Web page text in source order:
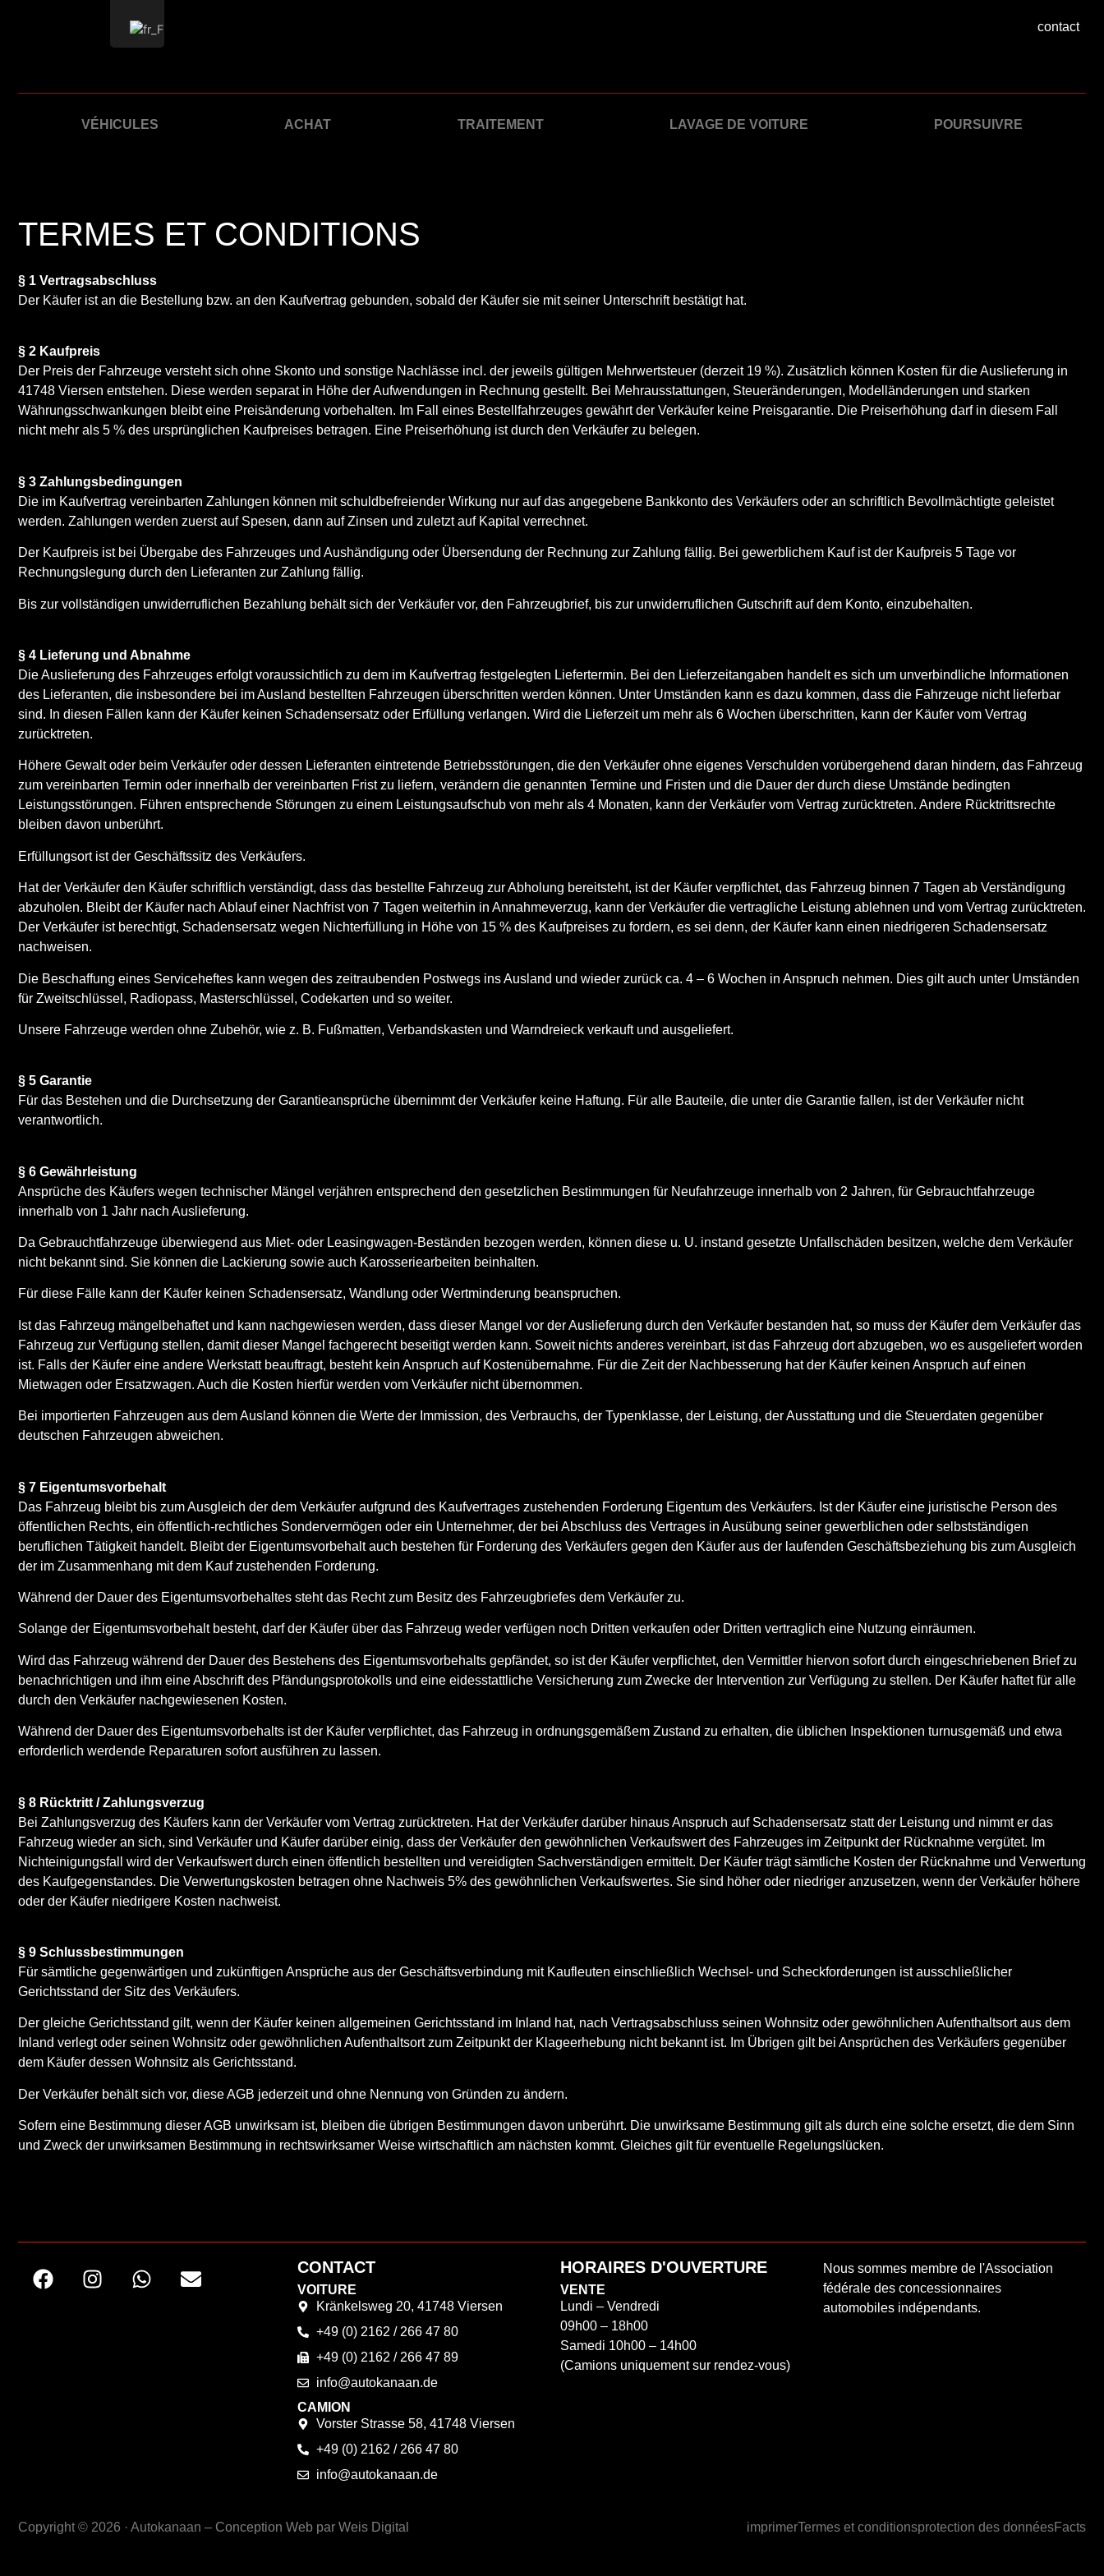
contact
VÉHICULES ACHAT TRAITEMENT LAVAGE DE VOITURE POURSUIVRE
TERMES ET CONDITIONS
§ 1 Vertragsabschluss
Der Käufer ist an die Bestellung bzw. an den Kaufvertrag gebunden, sobald der Käufer sie mit seiner Unterschrift bestätigt hat.
§ 2 Kaufpreis
Der Preis der Fahrzeuge versteht sich ohne Skonto und sonstige Nachlässe incl. der jeweils gültigen Mehrwertsteuer (derzeit 19 %). Zusätzlich können Kosten für die Auslieferung in
41748 Viersen entstehen. Diese werden separat in Höhe der Aufwendungen in Rechnung gestellt. Bei Mehrausstattungen, Steueränderungen, Modelländerungen und starken
Währungsschwankungen bleibt eine Preisänderung vorbehalten. Im Fall eines Bestellfahrzeuges gewährt der Verkäufer keine Preisgarantie. Die Preiserhöhung darf in diesem Fall
nicht mehr als 5 % des ursprünglichen Kaufpreises betragen. Eine Preiserhöhung ist durch den Verkäufer zu belegen.
§ 3 Zahlungsbedingungen
Die im Kaufvertrag vereinbarten Zahlungen können mit schuldbefreiender Wirkung nur auf das angegebene Bankkonto des Verkäufers oder an schriftlich Bevollmächtigte geleistet
werden. Zahlungen werden zuerst auf Spesen, dann auf Zinsen und zuletzt auf Kapital verrechnet.
Der Kaufpreis ist bei Übergabe des Fahrzeuges und Aushändigung oder Übersendung der Rechnung zur Zahlung fällig. Bei gewerblichem Kauf ist der Kaufpreis 5 Tage vor
Rechnungslegung durch den Lieferanten zur Zahlung fällig.
Bis zur vollständigen unwiderruflichen Bezahlung behält sich der Verkäufer vor, den Fahrzeugbrief, bis zur unwiderruflichen Gutschrift auf dem Konto, einzubehalten.
§ 4 Lieferung und Abnahme
Die Auslieferung des Fahrzeuges erfolgt voraussichtlich zu dem im Kaufvertrag festgelegten Liefertermin. Bei den Lieferzeitangaben handelt es sich um unverbindliche Informationen
des Lieferanten, die insbesondere bei im Ausland bestellten Fahrzeugen überschritten werden können. Unter Umständen kann es dazu kommen, dass die Fahrzeuge nicht lieferbar
sind. In diesen Fällen kann der Käufer keinen Schadensersatz oder Erfüllung verlangen. Wird die Lieferzeit um mehr als 6 Wochen überschritten, kann der Käufer vom Vertrag
zurücktreten.
Höhere Gewalt oder beim Verkäufer oder dessen Lieferanten eintretende Betriebsstörungen, die den Verkäufer ohne eigenes Verschulden vorübergehend daran hindern, das Fahrzeug
zum vereinbarten Termin oder innerhalb der vereinbarten Frist zu liefern, verändern die genannten Termine und Fristen und die Dauer der durch diese Umstände bedingten
Leistungsstörungen. Führen entsprechende Störungen zu einem Leistungsaufschub von mehr als 4 Monaten, kann der Verkäufer vom Vertrag zurücktreten. Andere Rücktrittsrechte
bleiben davon unberührt.
Erfüllungsort ist der Geschäftssitz des Verkäufers.
Hat der Verkäufer den Käufer schriftlich verständigt, dass das bestellte Fahrzeug zur Abholung bereitsteht, ist der Käufer verpflichtet, das Fahrzeug binnen 7 Tagen ab Verständigung
abzuholen. Bleibt der Käufer nach Ablauf einer Nachfrist von 7 Tagen weiterhin in Annahmeverzug, kann der Verkäufer die vertragliche Leistung ablehnen und vom Vertrag zurücktreten.
Der Verkäufer ist berechtigt, Schadensersatz wegen Nichterfüllung in Höhe von 15 % des Kaufpreises zu fordern, es sei denn, der Käufer kann einen niedrigeren Schadensersatz
nachweisen.
Die Beschaffung eines Serviceheftes kann wegen des zeitraubenden Postwegs ins Ausland und wieder zurück ca. 4 – 6 Wochen in Anspruch nehmen. Dies gilt auch unter Umständen
für Zweitschlüssel, Radiopass, Masterschlüssel, Codekarten und so weiter.
Unsere Fahrzeuge werden ohne Zubehör, wie z. B. Fußmatten, Verbandskasten und Warndreieck verkauft und ausgeliefert.
§ 5 Garantie
Für das Bestehen und die Durchsetzung der Garantieansprüche übernimmt der Verkäufer keine Haftung. Für alle Bauteile, die unter die Garantie fallen, ist der Verkäufer nicht
verantwortlich.
§ 6 Gewährleistung
Ansprüche des Käufers wegen technischer Mängel verjähren entsprechend den gesetzlichen Bestimmungen für Neufahrzeuge innerhalb von 2 Jahren, für Gebrauchtfahrzeuge
innerhalb von 1 Jahr nach Auslieferung.
Da Gebrauchtfahrzeuge überwiegend aus Miet- oder Leasingwagen-Beständen bezogen werden, können diese u. U. instand gesetzte Unfallschäden besitzen, welche dem Verkäufer
nicht bekannt sind. Sie können die Lackierung sowie auch Karosseriearbeiten beinhalten.
Für diese Fälle kann der Käufer keinen Schadensersatz, Wandlung oder Wertminderung beanspruchen.
Ist das Fahrzeug mängelbehaftet und kann nachgewiesen werden, dass dieser Mangel vor der Auslieferung durch den Verkäufer bestanden hat, so muss der Käufer dem Verkäufer das
Fahrzeug zur Verfügung stellen, damit dieser Mangel fachgerecht beseitigt werden kann. Soweit nichts anderes vereinbart, ist das Fahrzeug dort abzugeben, wo es ausgeliefert worden
ist. Falls der Käufer eine andere Werkstatt beauftragt, besteht kein Anspruch auf Kostenübernahme. Für die Zeit der Nachbesserung hat der Käufer keinen Anspruch auf einen
Mietwagen oder Ersatzwagen. Auch die Kosten hierfür werden vom Verkäufer nicht übernommen.
Bei importierten Fahrzeugen aus dem Ausland können die Werte der Immission, des Verbrauchs, der Typenklasse, der Leistung, der Ausstattung und die Steuerdaten gegenüber
deutschen Fahrzeugen abweichen.
§ 7 Eigentumsvorbehalt
Das Fahrzeug bleibt bis zum Ausgleich der dem Verkäufer aufgrund des Kaufvertrages zustehenden Forderung Eigentum des Verkäufers. Ist der Käufer eine juristische Person des
öffentlichen Rechts, ein öffentlich-rechtliches Sondervermögen oder ein Unternehmer, der bei Abschluss des Vertrages in Ausübung seiner gewerblichen oder selbstständigen
beruflichen Tätigkeit handelt. Bleibt der Eigentumsvorbehalt auch bestehen für Forderung des Verkäufers gegen den Käufer aus der laufenden Geschäftsbeziehung bis zum Ausgleich
der im Zusammenhang mit dem Kauf zustehenden Forderung.
Während der Dauer des Eigentumsvorbehaltes steht das Recht zum Besitz des Fahrzeugbriefes dem Verkäufer zu.
Solange der Eigentumsvorbehalt besteht, darf der Käufer über das Fahrzeug weder verfügen noch Dritten verkaufen oder Dritten vertraglich eine Nutzung einräumen.
Wird das Fahrzeug während der Dauer des Bestehens des Eigentumsvorbehalts gepfändet, so ist der Käufer verpflichtet, den Vermittler hiervon sofort durch eingeschriebenen Brief zu
benachrichtigen und ihm eine Abschrift des Pfändungsprotokolls und eine eidesstattliche Versicherung zum Zwecke der Intervention zur Verfügung zu stellen. Der Käufer haftet für alle
durch den Verkäufer nachgewiesenen Kosten.
Während der Dauer des Eigentumsvorbehalts ist der Käufer verpflichtet, das Fahrzeug in ordnungsgemäßem Zustand zu erhalten, die üblichen Inspektionen turnusgemäß und etwa
erforderlich werdende Reparaturen sofort ausführen zu lassen.
§ 8 Rücktritt / Zahlungsverzug
Bei Zahlungsverzug des Käufers kann der Verkäufer vom Vertrag zurücktreten. Hat der Verkäufer darüber hinaus Anspruch auf Schadensersatz statt der Leistung und nimmt er das
Fahrzeug wieder an sich, sind Verkäufer und Käufer darüber einig, dass der Verkäufer den gewöhnlichen Verkaufswert des Fahrzeuges im Zeitpunkt der Rücknahme vergütet. Im
Nichteinigungsfall wird der Verkaufswert durch einen öffentlich bestellten und vereidigten Sachverständigen ermittelt. Der Käufer trägt sämtliche Kosten der Rücknahme und Verwertung
des Kaufgegenstandes. Die Verwertungskosten betragen ohne Nachweis 5% des gewöhnlichen Verkaufswertes. Sie sind höher oder niedriger anzusetzen, wenn der Verkäufer höhere
oder der Käufer niedrigere Kosten nachweist.
§ 9 Schlussbestimmungen
Für sämtliche gegenwärtigen und zukünftigen Ansprüche aus der Geschäftsverbindung mit Kaufleuten einschließlich Wechsel- und Scheckforderungen ist ausschließlicher
Gerichtsstand der Sitz des Verkäufers.
Der gleiche Gerichtsstand gilt, wenn der Käufer keinen allgemeinen Gerichtsstand im Inland hat, nach Vertragsabschluss seinen Wohnsitz oder gewöhnlichen Aufenthaltsort aus dem
Inland verlegt oder seinen Wohnsitz oder gewöhnlichen Aufenthaltsort zum Zeitpunkt der Klageerhebung nicht bekannt ist. Im Übrigen gilt bei Ansprüchen des Verkäufers gegenüber
dem Käufer dessen Wohnsitz als Gerichtsstand.
Der Verkäufer behält sich vor, diese AGB jederzeit und ohne Nennung von Gründen zu ändern.
Sofern eine Bestimmung dieser AGB unwirksam ist, bleiben die übrigen Bestimmungen davon unberührt. Die unwirksame Bestimmung gilt als durch eine solche ersetzt, die dem Sinn
und Zweck der unwirksamen Bestimmung in rechtswirksamer Weise wirtschaftlich am nächsten kommt. Gleiches gilt für eventuelle Regelungslücken.
CONTACT
VOITURE
Kränkelsweg 20, 41748 Viersen
+49 (0) 2162 / 266 47 80
+49 (0) 2162 / 266 47 89
info@autokanaan.de
CAMION
Vorster Strasse 58, 41748 Viersen
+49 (0) 2162 / 266 47 80
info@autokanaan.de
HORAIRES D'OUVERTURE
VENTE
Lundi – Vendredi
09h00 – 18h00
Samedi 10h00 – 14h00
(Camions uniquement sur rendez-vous)
Nous sommes membre de l'Association
fédérale des concessionnaires
automobiles indépendants.
Copyright © 2026 · Autokanaan – Conception Web par Weis Digital imprimerTermes et conditionsprotection des donnéesFacts